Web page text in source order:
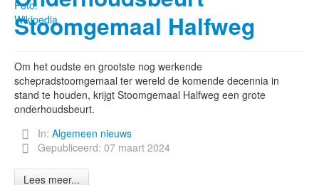
Foto:
Wikipedia
Stoomgemaal Halfweg
Om het oudste en grootste nog werkende
schepradstoomgemaal ter wereld de komende decennia in
stand te houden, krijgt Stoomgemaal Halfweg een grote
onderhoudsbeurt.
In: Algemeen nieuws
Gepubliceerd: 07 maart 2024
Lees meer...